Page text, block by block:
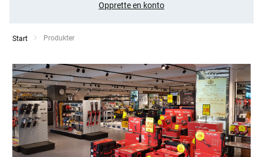
Opprette en konto
Start Current:
Produkter